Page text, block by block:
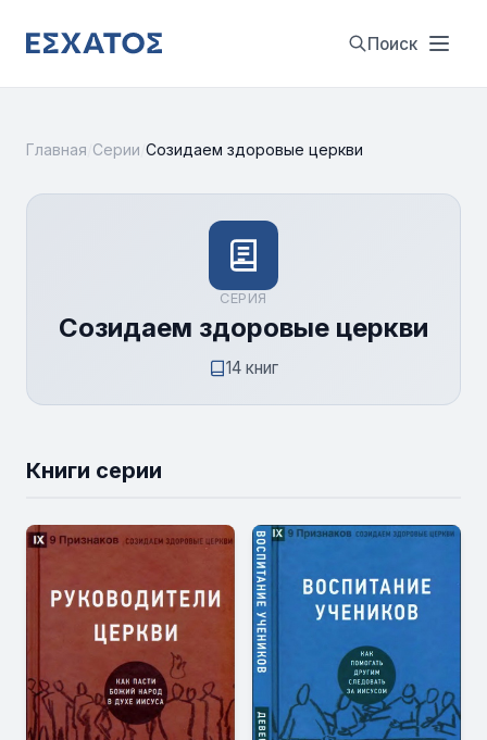
Поиск
Главная Серии Созидаем здоровые церкви
СЕРИЯ
Созидаем здоровые церкви
14 книг
Книги серии